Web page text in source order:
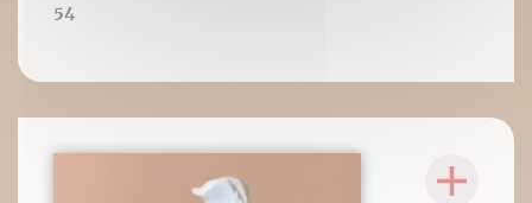
54